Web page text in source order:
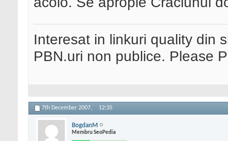
Interesat in linkuri quality din
PBN.uri non publice. Please
7th December 2007, 12:35
BogdanM
Membru SeoPedia